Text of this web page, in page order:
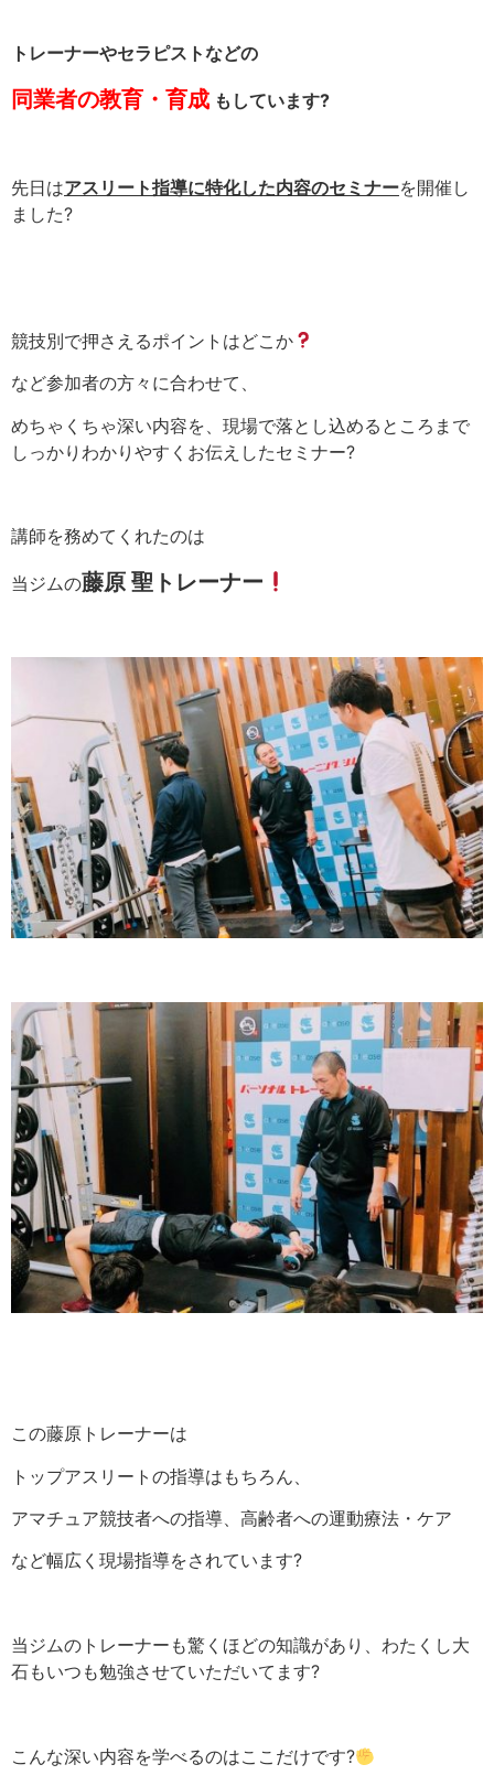
トレーナーやセラピストなどの
同業者の教育・育成 もしています?
先日はアスリート指導に特化した内容のセミナーを開催し
ました?
競技別で押さえるポイントはどこか
など参加者の方々に合わせて、
めちゃくちゃ深い内容を、現場で落とし込めるところまで
しっかりわかりやすくお伝えしたセミナー?
講師を務めてくれたのは
当ジムの藤原 聖トレーナー
この藤原トレーナーは
トップアスリートの指導はもちろん、
アマチュア競技者への指導、高齢者への運動療法・ケア
など幅広く現場指導をされています?
当ジムのトレーナーも驚くほどの知識があり、わたくし大
石もいつも勉強させていただいてます?
こんな深い内容を学べるのはここだけです?